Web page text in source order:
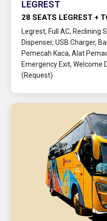
LEGREST
28 SEATS LEGREST +
Legrest, Full AC, Reclining
Dispenser, USB Charger,
Pemecah Kaca, Alat
Emergency Exit, Welcome
(Request)